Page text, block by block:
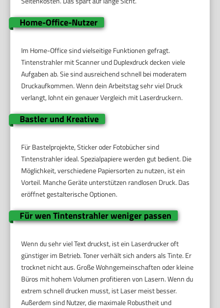
Home-Office-Nutzer
Im Home-Office sind vielseitige Funktionen gefragt.
Tintenstrahler mit Scanner und Duplexdruck decken viele
Aufgaben ab. Sie sind ausreichend schnell bei moderatem
Druckaufkommen. Wenn dein Arbeitstag sehr viel Druck
verlangt, lohnt ein genauer Vergleich mit Laserdruckern.
Bastler und Kreative
Für Bastelprojekte, Sticker oder Fotobücher sind
Tintenstrahler ideal. Spezialpapiere werden gut bedient. Die
Möglichkeit, verschiedene Papiersorten zu nutzen, ist ein
Vorteil. Manche Geräte unterstützen randlosen Druck. Das
eröffnet gestalterische Optionen.
Für wen Tintenstrahler weniger passen
Wenn du sehr viel Text druckst, ist ein Laserdrucker oft
günstiger im Betrieb. Toner verhält sich anders als Tinte. Er
trocknet nicht aus. Große Wohngemeinschaften oder kleine
Büros mit hohem Volumen profitieren von Lasern. Wenn du
extrem schnell drucken musst, ist Laser meist besser.
Außerdem sind Nutzer, die maximale Robustheit und